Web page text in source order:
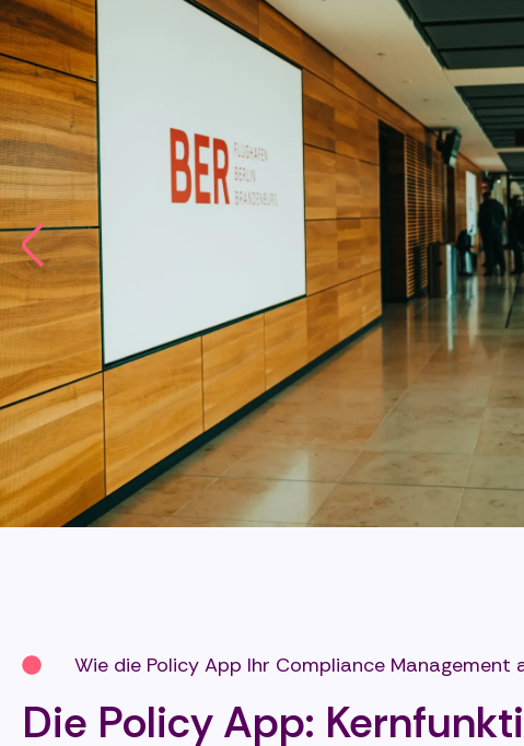
Wie die Policy App Ihr Compliance
Die Policy App: